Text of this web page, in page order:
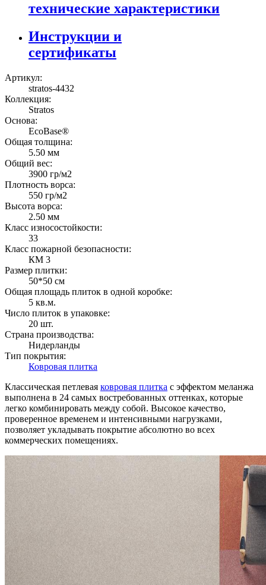
технические характеристики
Инструкции и
сертификаты
Артикул:
stratos-4432
Коллекция:
Stratos
Основа:
EcoBase®
Общая толщина:
5.50 мм
Общий вес:
3900 гр/м2
Плотность ворса:
550 гр/м2
Высота ворса:
2.50 мм
Класс износостойкости:
33
Класс пожарной безопасности:
КМ 3
Размер плитки:
50*50 см
Общая площадь плиток в одной коробке:
5 кв.м.
Число плиток в упаковке:
20 шт.
Страна производства:
Нидерланды
Тип покрытия:
Ковровая плитка
Классическая петлевая ковровая плитка с эффектом меланжа
выполнена в 24 самых востребованных оттенках, которые
легко комбинировать между собой. Высокое качество,
проверенное временем и интенсивными нагрузками,
позволяет укладывать покрытие абсолютно во всех
коммерческих помещениях.